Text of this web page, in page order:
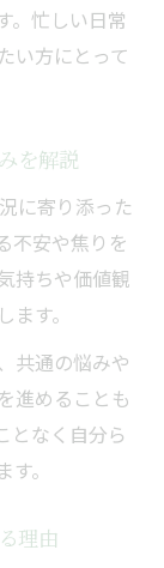
。忙しい日常
い方にとって
を解説
に寄り添った
不安や焦りを
持ちや価値観
す。
共通の悩みや
進めることも
となく自分ら
。
理由